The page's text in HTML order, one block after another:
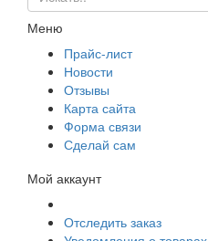
Меню
Прайс-лист
Новости
Отзывы
Карта сайта
Форма связи
Сделай сам
Мой аккаунт
Отследить заказ